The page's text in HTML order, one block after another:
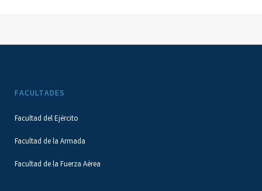
FACULTADES
Facultad del Ejército
Facultad de la Armada
Facultad de la Fuerza Aérea